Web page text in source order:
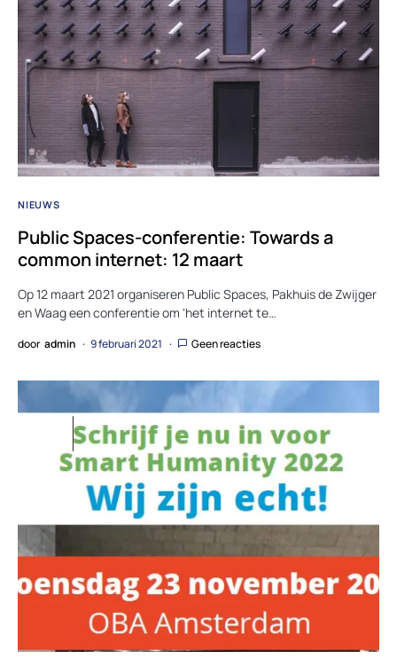
NIEUWS
Public Spaces-conferentie: Towards a
common internet: 12 maart
Op 12 maart 2021 organiseren Public Spaces, Pakhuis de Zwijger
en Waag een conferentie om ‘het internet te…
door admin 9 februari 2021 Geen reacties